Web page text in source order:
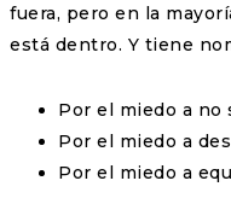
fuera, pero en la
está dentro. Y tiene
Por el miedo a no
Por el miedo a
Por el miedo a